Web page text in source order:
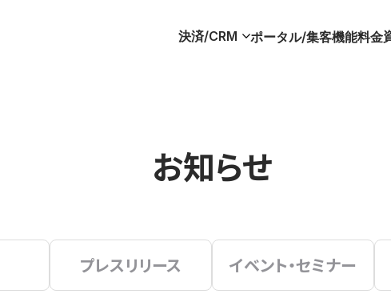
決済/CRM ポータル/集客機能料金
お知らせ
プレスリリース イベント・セミナー